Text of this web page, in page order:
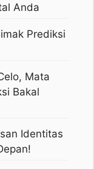
Anda
Prediksi
Mata
Bakal
Identitas